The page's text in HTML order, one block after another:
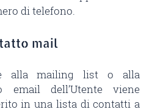
di telefono.
mail
alla mailing list o alla
email dell’Utente viene
in una lista di contatti a